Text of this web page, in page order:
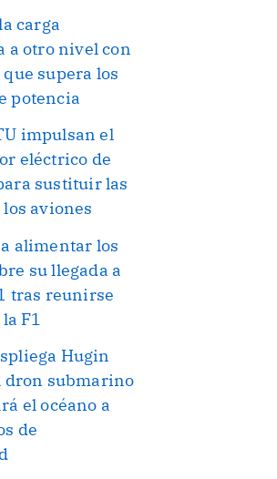
carga
a otro nivel con
supera los
potencia
impulsan el
eléctrico de
sustituir las
aviones
alimentar los
su llegada a
tras reunirse
F1
Hugin
dron submarino
el océano a
de